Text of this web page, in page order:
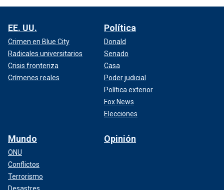
EE. UU.
Crimen en Blue City
Radicales universitarios
Crisis fronteriza
Crímenes reales
Política
Donald
Senado
Casa
Poder judicial
Política exterior
Fox News
Elecciones
Mundo
ONU
Conflictos
Terrorismo
Desastres
Opinión